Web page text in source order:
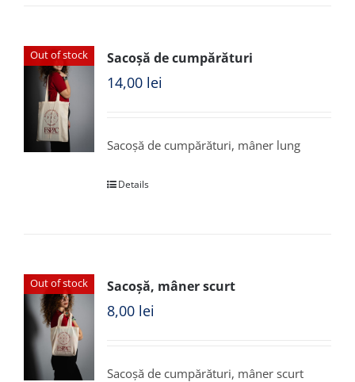
Out of stock Sacoșă de cumpărături
14,00 lei
Sacoșă de cumpărături, mâner lung
Details
Out of stock Sacoșă, mâner scurt
8,00 lei
Sacoșă de cumpărături, mâner scurt